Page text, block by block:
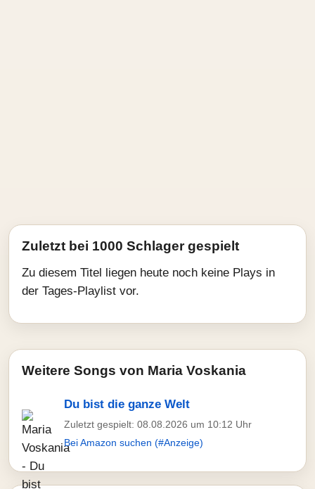
Zuletzt bei 1000 Schlager gespielt
Zu diesem Titel liegen heute noch keine Plays in
der Tages-Playlist vor.
Weitere Songs von Maria Voskania
Du bist die ganze Welt
Zuletzt gespielt: 08.08.2026 um 10:12 Uhr
Bei Amazon suchen (#Anzeige)